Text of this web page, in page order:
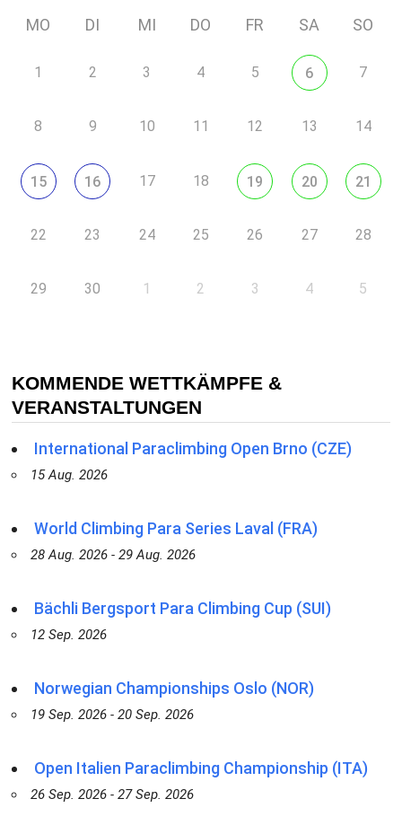
MO DI MI DO FR SA SO
1 2 3 4 5 6 7
8 9 10 11 12 13 14
15 16 17 18 19 20 21
22 23 24 25 26 27 28
29 30 1 2 3 4 5
KOMMENDE WETTKÄMPFE &
VERANSTALTUNGEN
International Paraclimbing Open Brno (CZE)
15 Aug. 2026
World Climbing Para Series Laval (FRA)
28 Aug. 2026 - 29 Aug. 2026
Bächli Bergsport Para Climbing Cup (SUI)
12 Sep. 2026
Norwegian Championships Oslo (NOR)
19 Sep. 2026 - 20 Sep. 2026
Open Italien Paraclimbing Championship (ITA)
26 Sep. 2026 - 27 Sep. 2026